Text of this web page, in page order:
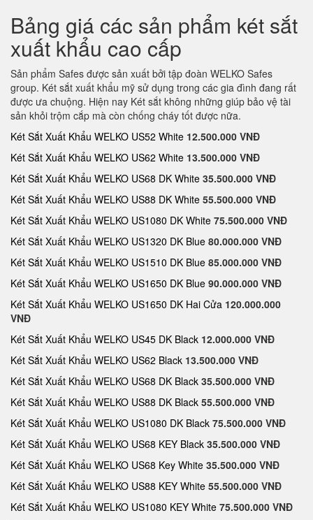
Bảng giá các sản phẩm két sắt
xuất khẩu cao cấp
Sản phẩm Safes được sản xuất bởi tập đoàn WELKO Safes
group. Két sắt xuất khẩu mỹ sử dụng trong các gia đình đang rất
được ưa chuộng. Hiện nay Két sắt không những giúp bảo vệ tài
sản khỏi trộm cắp mà còn chống cháy tốt được nữa.
Két Sắt Xuất Khẩu WELKO US52 White 12.500.000 VNĐ
Két Sắt Xuất Khẩu WELKO US62 White 13.500.000 VNĐ
Két Sắt Xuất Khẩu WELKO US68 DK White 35.500.000 VNĐ
Két Sắt Xuất Khẩu WELKO US88 DK White 55.500.000 VNĐ
Két Sắt Xuất Khẩu WELKO US1080 DK White 75.500.000 VNĐ
Két Sắt Xuất Khẩu WELKO US1320 DK Blue 80.000.000 VNĐ
Két Sắt Xuất Khẩu WELKO US1510 DK Blue 85.000.000 VNĐ
Két Sắt Xuất Khẩu WELKO US1650 DK Blue 90.000.000 VNĐ
Két Sắt Xuất Khẩu WELKO US1650 DK Hai Cửa 120.000.000
VNĐ
Két Sắt Xuất Khẩu WELKO US45 DK Black 12.000.000 VNĐ
Két Sắt Xuất Khẩu WELKO US62 Black 13.500.000 VNĐ
Két Sắt Xuất Khẩu WELKO US68 DK Black 35.500.000 VNĐ
Két Sắt Xuất Khẩu WELKO US88 DK Black 55.500.000 VNĐ
Két Sắt Xuất Khẩu WELKO US1080 DK Black 75.500.000 VNĐ
Két Sắt Xuất Khẩu WELKO US68 KEY Black 35.500.000 VNĐ
Két Sắt Xuất Khẩu WELKO US68 Key White 35.500.000 VNĐ
Két Sắt Xuất Khẩu WELKO US88 KEY White 55.500.000 VNĐ
Két Sắt Xuất Khẩu WELKO US1080 KEY White 75.500.000 VNĐ